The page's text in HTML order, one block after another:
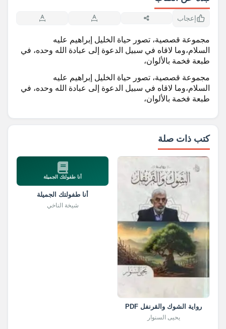
إعجاب
مجموعة قصصية، تصور حياة الخليل إبراهيم عليه
السلام،وما لاقاه في سبيل الدعوة إلى عبادة الله وحده، في
طبعة فخمة بالألوان،
مجموعة قصصية، تصور حياة الخليل إبراهيم عليه
السلام،وما لاقاه في سبيل الدعوة إلى عبادة الله وحده، في
طبعة فخمة بالألوان،
كتب ذات صلة
رواية الشوك والقرنفل PDF
يحيى السنوار
أنا طفولتك الجميلة
أنا طفولتك الجميلة
شيخة الناخي